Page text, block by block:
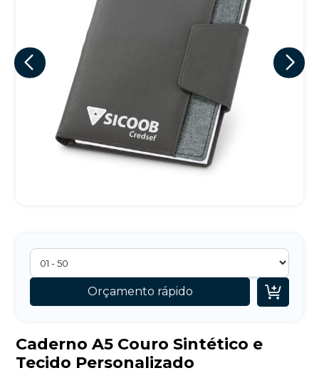
Orçamento rápido 
Caderno A5 Couro Sintético e
Tecido Personalizado
sua privacidade, utilizaremos seus dados apenas para fins
de marketing. Você pode alterar suas preferências a
qualquer momento.
Iniciar conversa